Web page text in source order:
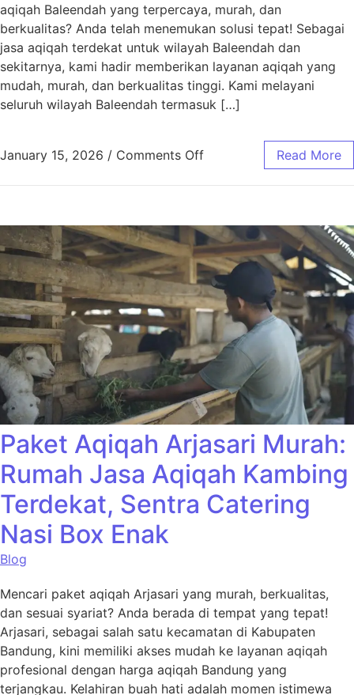
aqiqah Baleendah yang terpercaya, murah, dan
berkualitas? Anda telah menemukan solusi tepat! Sebagai
jasa aqiqah terdekat untuk wilayah Baleendah dan
sekitarnya, kami hadir memberikan layanan aqiqah yang
mudah, murah, dan berkualitas tinggi. Kami melayani
seluruh wilayah Baleendah termasuk […]
January 15, 2026 / Comments Off Read More
Paket Aqiqah Arjasari Murah:
Rumah Jasa Aqiqah Kambing
Terdekat, Sentra Catering
Nasi Box Enak
Blog
Mencari paket aqiqah Arjasari yang murah, berkualitas,
dan sesuai syariat? Anda berada di tempat yang tepat!
Arjasari, sebagai salah satu kecamatan di Kabupaten
Bandung, kini memiliki akses mudah ke layanan aqiqah
profesional dengan harga aqiqah Bandung yang
terjangkau. Kelahiran buah hati adalah momen istimewa